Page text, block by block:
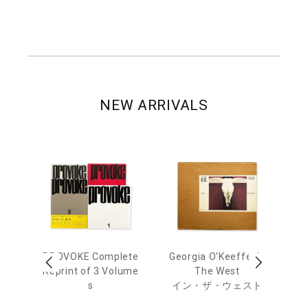
NEW ARRIVALS
PROVOKE Complete
Reprint of 3 Volume
s
Georgia O'Keeffe: In
The West
イン・ザ・ウェスト